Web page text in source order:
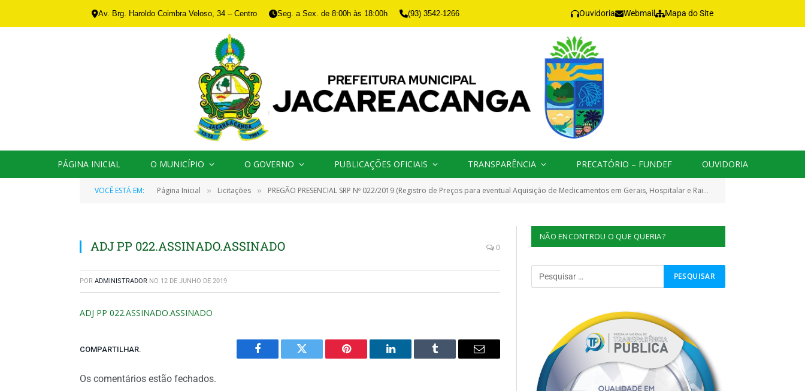
Av. Brg. Haroldo Coimbra Veloso, 34 – Centro Seg. a Sex. de 8:00h às 18:00h (93) 3542-1266 Ouvidoria Webmail Mapa do Site
PÁGINA INICIAL O MUNICÍPIO O GOVERNO PUBLICAÇÕES OFICIAIS TRANSPARÊNCIA PRECATÓRIO – FUNDEF OUVIDORIA
VOCÊ ESTÁ EM: Página Inicial » Licitações » PREGÃO PRESENCIAL SRP Nº 022/2019 (Registro de Preços para eventual Aquisição de Medicamentos em Gerais, Hospitalar e Raio X, para suprir as demandas do Hospital Municipal de Jacareacanga e das Unidades Básicas de Saúde)
ADJ PP 022.ASSINADO.ASSINADO 0
POR ADMINISTRADOR NO 12 DE JUNHO DE 2019
ADJ PP 022.ASSINADO.ASSINADO
COMPARTILHAR.
Facebook Twitter Pinterest
O
Tumblr
E-
Os comentários estão fechados.
NÃO ENCONTROU O QUE QUERIA?